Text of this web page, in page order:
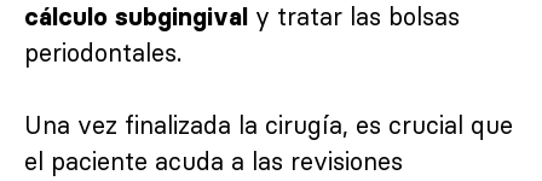
cálculo subgingival y tratar las bolsas
periodontales.
Una vez finalizada la cirugía, es crucial que
el paciente acuda a las revisiones